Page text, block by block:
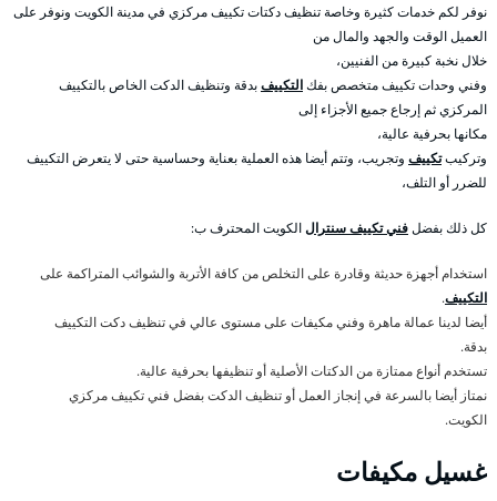
نوفر لكم خدمات كثيرة وخاصة تنظيف دكتات تكييف مركزي في مدينة الكويت ونوفر على
العميل الوقت والجهد والمال من
خلال نخبة كبيرة من الفنيين،
وفني وحدات تكييف متخصص بفكالتكييفبدقة وتنظيف الدكت الخاص بالتكييف
المركزي ثم إرجاع جميع الأجزاء إلى
مكانها بحرفية عالية،
وتركيبتكييف وتجريب، وتتم أيضا هذه العملية بعناية وحساسية حتى لا يتعرض التكييف
للضرر أو التلف،
كل ذلك بفضلفني تكييف سنترالالكويت المحترف ب:
استخدام أجهزة حديثة وقادرة على التخلص من كافة الأتربة والشوائب المتراكمة على
التكييف.
أيضا لدينا عمالة ماهرة وفني مكيفات على مستوى عالي في تنظيف دكت التكييف
بدقة.
تستخدم أنواع ممتازة من الدكتات الأصلية أو تنظيفها بحرفية عالية.
نمتاز أيضا بالسرعة في إنجاز العمل أو تنظيف الدكت بفضل فني تكييف مركزي
الكويت.
غسيل مكيفات